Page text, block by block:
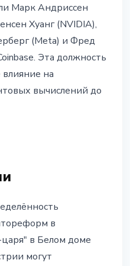
Марк Андриссен
Хуанг (NVIDIA),
(Meta) и Фред
Эта должность
влияние на
вычислений до
в
в Белом доме
могут